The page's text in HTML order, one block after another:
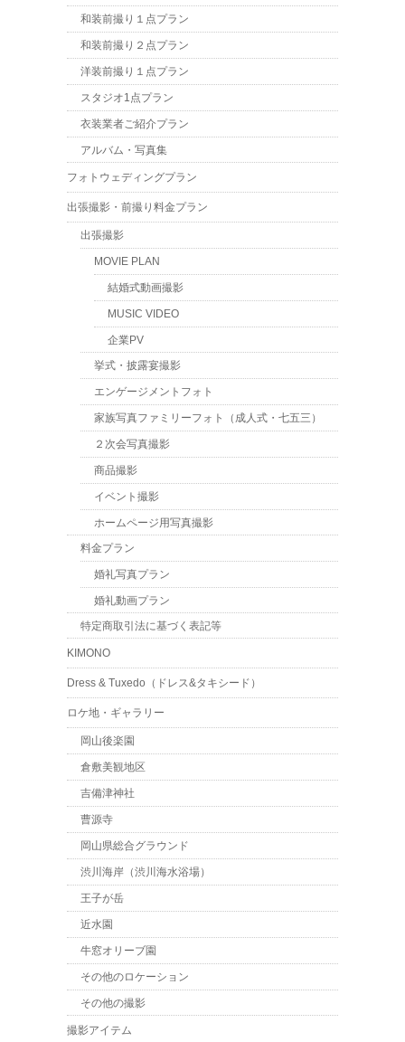
和装前撮り１点プラン
和装前撮り２点プラン
洋装前撮り１点プラン
スタジオ1点プラン
衣装業者ご紹介プラン
アルバム・写真集
フォトウェディングプラン
出張撮影・前撮り料金プラン
出張撮影
MOVIE PLAN
結婚式動画撮影
MUSIC VIDEO
企業PV
挙式・披露宴撮影
エンゲージメントフォト
家族写真ファミリーフォト（成人式・七五三）
２次会写真撮影
商品撮影
イベント撮影
ホームページ用写真撮影
料金プラン
婚礼写真プラン
婚礼動画プラン
特定商取引法に基づく表記等
KIMONO
Dress & Tuxedo（ドレス&タキシード）
ロケ地・ギャラリー
岡山後楽園
倉敷美観地区
吉備津神社
曹源寺
岡山県総合グラウンド
渋川海岸（渋川海水浴場）
王子が岳
近水園
牛窓オリーブ園
その他のロケーション
その他の撮影
撮影アイテム